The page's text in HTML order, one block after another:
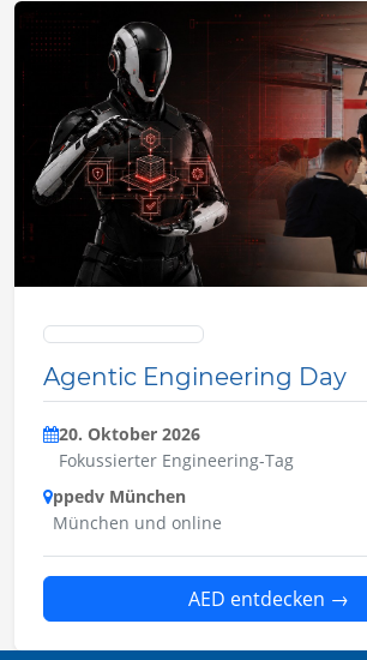
Agentic Engineering Day
20. Oktober 2026
Fokussierter Engineering-Tag
ppedv München
München und online
AED entdecken →